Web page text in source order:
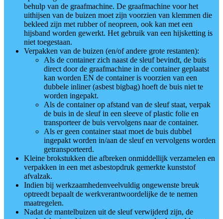
behulp van de graafmachine. De graafmachine voor het
uithijsen van de buizen moet zijn voorzien van klemmen die
bekleed zijn met rubber of neopreen, ook kan met een
hijsband worden gewerkt. Het gebruik van een hijsketting is
niet toegestaan.
Verpakken van de buizen (en/of andere grote restanten):
Als de container zich naast de sleuf bevindt, de buis
direct door de graafmachine in de container geplaatst
kan worden EN de container is voorzien van een
dubbele inliner (asbest bigbag) hoeft de buis niet te
worden ingepakt.
Als de container op afstand van de sleuf staat, verpak
de buis in de sleuf in een sleeve of plastic folie en
transporteer de buis vervolgens naar de container.
Als er geen container staat moet de buis dubbel
ingepakt worden in/aan de sleuf en vervolgens worden
getransporteerd.
Kleine brokstukken die afbreken onmiddellijk verzamelen en
verpakken in een met asbestopdruk gemerkte kunststof
afvalzak.
Indien bij werkzaamhedenveelvuldig ongewenste breuk
optreedt bepaalt de werkverantwoordelijke de te nemen
maatregelen.
Nadat de mantelbuizen uit de sleuf verwijderd zijn, de